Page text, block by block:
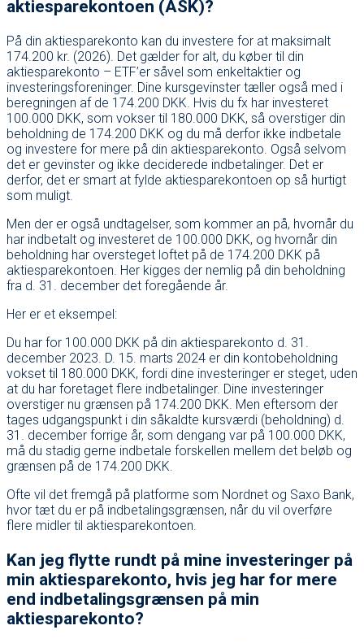
aktiesparekontoen (ASK)?
På din aktiesparekonto kan du investere for at maksimalt
174.200 kr. (2026). Det gælder for alt, du køber til din
aktiesparekonto – ETF’er såvel som enkeltaktier og
investeringsforeninger. Dine kursgevinster tæller også med i
beregningen af de 174.200 DKK. Hvis du fx har investeret
100.000 DKK, som vokser til 180.000 DKK, så overstiger din
beholdning de 174.200 DKK og du må derfor ikke indbetale
og investere for mere på din aktiesparekonto. Også selvom
det er gevinster og ikke deciderede indbetalinger. Det er
derfor, det er smart at fylde aktiesparekontoen op så hurtigt
som muligt.
Men der er også undtagelser, som kommer an på, hvornår du
har indbetalt og investeret de 100.000 DKK, og hvornår din
beholdning har oversteget loftet på de 174.200 DKK på
aktiesparekontoen. Her kigges der nemlig på din beholdning
fra d. 31. december det foregående år.
Her er et eksempel:
Du har for 100.000 DKK på din aktiesparekonto d. 31.
december 2023. D. 15. marts 2024 er din kontobeholdning
vokset til 180.000 DKK, fordi dine investeringer er steget, uden
at du har foretaget flere indbetalinger. Dine investeringer
overstiger nu grænsen på 174.200 DKK. Men eftersom der
tages udgangspunkt i din såkaldte kursværdi (beholdning) d.
31. december forrige år, som dengang var på 100.000 DKK,
må du stadig gerne indbetale forskellen mellem det beløb og
grænsen på de 174.200 DKK.
Ofte vil det fremgå på platforme som Nordnet og Saxo Bank,
hvor tæt du er på indbetalingsgrænsen, når du vil overføre
flere midler til aktiesparekontoen.
Kan jeg flytte rundt på mine investeringer på
min aktiesparekonto, hvis jeg har for mere
end indbetalingsgrænsen på min
aktiesparekonto?